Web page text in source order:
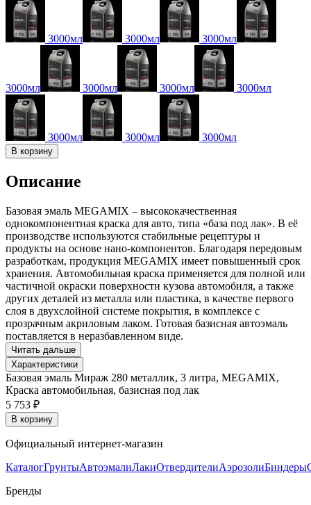
3000мл 3000мл 3000мл
3000мл 3000мл 3000мл 3000мл
3000мл 3000мл 3000мл
В корзину
Описание
Базовая эмаль MEGAMIX – высококачественная
однокомпонентная краска для авто, типа «база под лак». В её
производстве используются стабильные рецептуры и
продукты на основе нано-компонентов. Благодаря передовым
разработкам, продукция MEGAMIX имеет повышенный срок
хранения. Автомобильная краска применяется для полной или
частичной окраски поверхности кузова автомобиля, а также
других деталей из металла или пластика, в качестве первого
слоя в двухслойной системе покрытия, в комплексе с
прозрачным акриловым лаком. Готовая базисная автоэмаль
поставляется в неразбавленном виде.
Читать дальше
Характеристики
Базовая эмаль Мираж 280 металлик, 3 литра, MEGAMIX,
Краска автомобильная, базисная под лак
5 753 ₽
В корзину
Официальный интернет-магазин
КаталогГрунтыАвтоэмалиЛакиОтвердителиАэрозолиБиндеры
Бренды